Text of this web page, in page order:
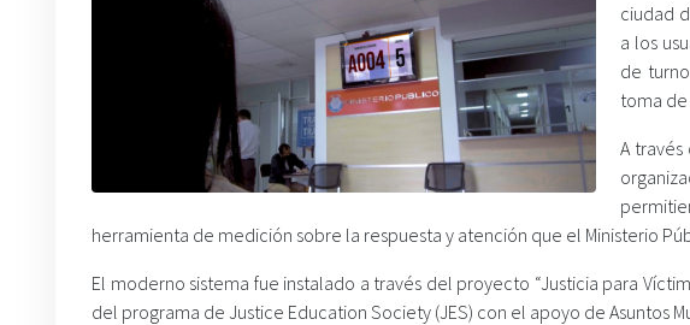
ciudad
a los
de
toma de
A
herramienta de medición sobre la respuesta y atención que el Ministerio
El moderno sistema fue instalado a través del proyecto “Justicia para
del programa de Justice Education Society (JES) con el apoyo de Asuntos